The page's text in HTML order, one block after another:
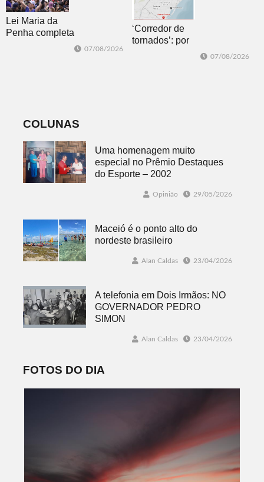
Lei Maria da
Penha completa
07/08/2026
‘Corredor de
tornados’: por
07/08/2026
COLUNAS
Uma homenagem muito
especial no Prêmio Destaques
do Esporte – 2002
Opinião 29/05/2026
Maceió é o ponto alto do
nordeste brasileiro
Alan Caldas 23/04/2026
A telefonia em Dois Irmãos: NO
GOVERNADOR PEDRO
SIMON
Alan Caldas 23/04/2026
FOTOS DO DIA